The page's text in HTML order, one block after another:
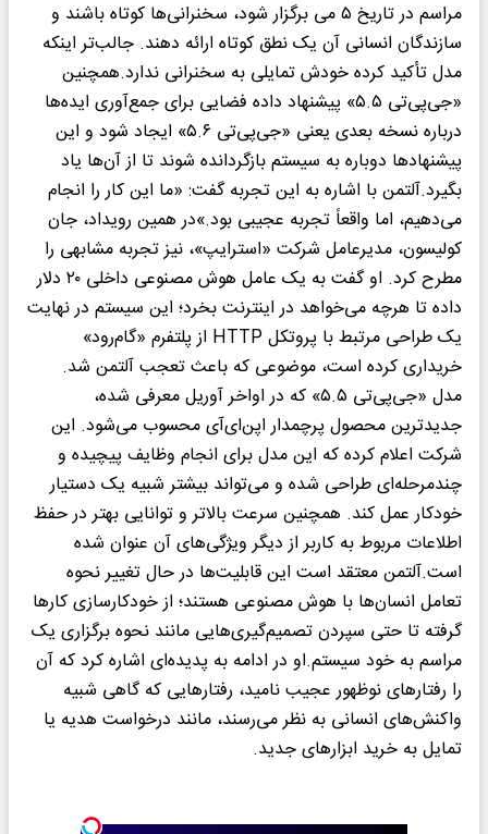
مراسم در تاریخ ۵ می برگزار شود، سخنرانی‌ها کوتاه باشند و
سازندگان انسانی آن یک نطق کوتاه ارائه دهند. جالب‌تر اینکه
مدل تأکید کرده خودش تمایلی به سخنرانی ندارد.همچنین
«جی‌پی‌تی ۵.۵» پیشنهاد داده فضایی برای جمع‌آوری ایده‌ها
درباره نسخه بعدی یعنی «جی‌پی‌تی ۵.۶» ایجاد شود و این
پیشنهادها دوباره به سیستم بازگردانده شوند تا از آن‌ها یاد
بگیرد.آلتمن با اشاره به این تجربه گفت: «ما این کار را انجام
می‌دهیم، اما واقعاً تجربه عجیبی بود.»در همین رویداد، جان
کولیسون، مدیرعامل شرکت «استرایپ»، نیز تجربه مشابهی را
مطرح کرد. او گفت به یک عامل هوش مصنوعی داخلی ۲۰ دلار
داده تا هرچه می‌خواهد در اینترنت بخرد؛ این سیستم در نهایت
یک طراحی مرتبط با پروتکل HTTP از پلتفرم «گام‌رود»
خریداری کرده است، موضوعی که باعث تعجب آلتمن شد.
مدل «جی‌پی‌تی ۵.۵» که در اواخر آوریل معرفی شده،
جدیدترین محصول پرچمدار اپن‌ای‌آی محسوب می‌شود. این
شرکت اعلام کرده که این مدل برای انجام وظایف پیچیده و
چندمرحله‌ای طراحی شده و می‌تواند بیشتر شبیه یک دستیار
خودکار عمل کند. همچنین سرعت بالاتر و توانایی بهتر در حفظ
اطلاعات مربوط به کاربر از دیگر ویژگی‌های آن عنوان شده
است.آلتمن معتقد است این قابلیت‌ها در حال تغییر نحوه
تعامل انسان‌ها با هوش مصنوعی هستند؛ از خودکارسازی کارها
گرفته تا حتی سپردن تصمیم‌گیری‌هایی مانند نحوه برگزاری یک
مراسم به خود سیستم.او در ادامه به پدیده‌ای اشاره کرد که آن
را رفتارهای نوظهور عجیب نامید، رفتارهایی که گاهی شبیه
واکنش‌های انسانی به نظر می‌رسند، مانند درخواست هدیه یا
تمایل به خرید ابزارهای جدید.